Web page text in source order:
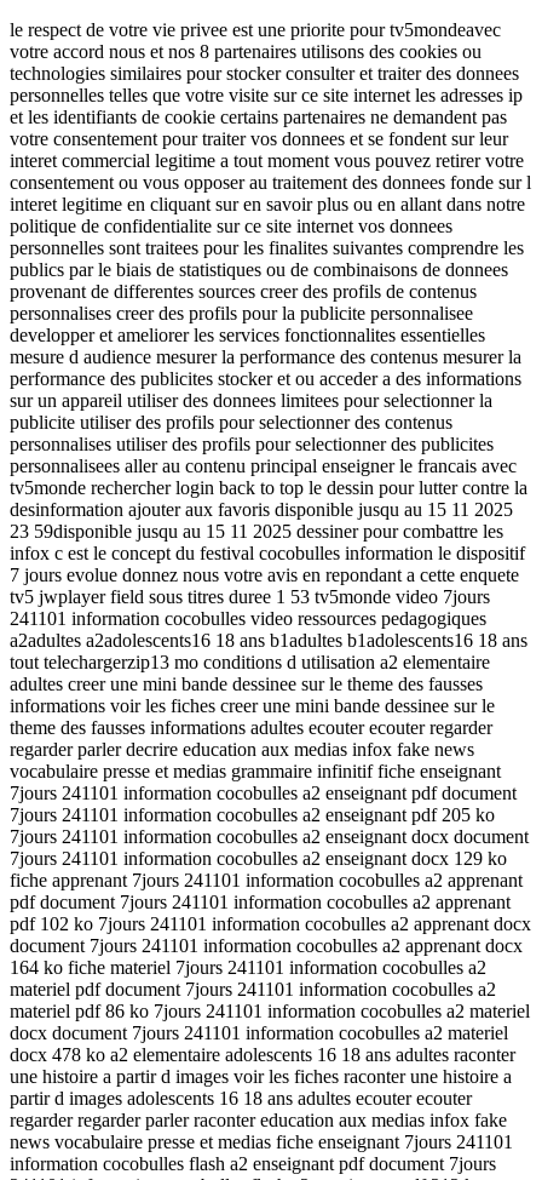
le respect de votre vie privee est une priorite pour tv5mondeavec
votre accord nous et nos 8 partenaires utilisons des cookies ou
technologies similaires pour stocker consulter et traiter des donnees
personnelles telles que votre visite sur ce site internet les adresses ip
et les identifiants de cookie certains partenaires ne demandent pas
votre consentement pour traiter vos donnees et se fondent sur leur
interet commercial legitime a tout moment vous pouvez retirer votre
consentement ou vous opposer au traitement des donnees fonde sur l
interet legitime en cliquant sur en savoir plus ou en allant dans notre
politique de confidentialite sur ce site internet vos donnees
personnelles sont traitees pour les finalites suivantes comprendre les
publics par le biais de statistiques ou de combinaisons de donnees
provenant de differentes sources creer des profils de contenus
personnalises creer des profils pour la publicite personnalisee
developper et ameliorer les services fonctionnalites essentielles
mesure d audience mesurer la performance des contenus mesurer la
performance des publicites stocker et ou acceder a des informations
sur un appareil utiliser des donnees limitees pour selectionner la
publicite utiliser des profils pour selectionner des contenus
personnalises utiliser des profils pour selectionner des publicites
personnalisees aller au contenu principal enseigner le francais avec
tv5monde rechercher login back to top le dessin pour lutter contre la
desinformation ajouter aux favoris disponible jusqu au 15 11 2025
23 59disponible jusqu au 15 11 2025 dessiner pour combattre les
infox c est le concept du festival cocobulles information le dispositif
7 jours evolue donnez nous votre avis en repondant a cette enquete
tv5 jwplayer field sous titres duree 1 53 tv5monde video 7jours
241101 information cocobulles video ressources pedagogiques
a2adultes a2adolescents16 18 ans b1adultes b1adolescents16 18 ans
tout telechargerzip13 mo conditions d utilisation a2 elementaire
adultes creer une mini bande dessinee sur le theme des fausses
informations voir les fiches creer une mini bande dessinee sur le
theme des fausses informations adultes ecouter ecouter regarder
regarder parler decrire education aux medias infox fake news
vocabulaire presse et medias grammaire infinitif fiche enseignant
7jours 241101 information cocobulles a2 enseignant pdf document
7jours 241101 information cocobulles a2 enseignant pdf 205 ko
7jours 241101 information cocobulles a2 enseignant docx document
7jours 241101 information cocobulles a2 enseignant docx 129 ko
fiche apprenant 7jours 241101 information cocobulles a2 apprenant
pdf document 7jours 241101 information cocobulles a2 apprenant
pdf 102 ko 7jours 241101 information cocobulles a2 apprenant docx
document 7jours 241101 information cocobulles a2 apprenant docx
164 ko fiche materiel 7jours 241101 information cocobulles a2
materiel pdf document 7jours 241101 information cocobulles a2
materiel pdf 86 ko 7jours 241101 information cocobulles a2 materiel
docx document 7jours 241101 information cocobulles a2 materiel
docx 478 ko a2 elementaire adolescents 16 18 ans adultes raconter
une histoire a partir d images voir les fiches raconter une histoire a
partir d images adolescents 16 18 ans adultes ecouter ecouter
regarder regarder parler raconter education aux medias infox fake
news vocabulaire presse et medias fiche enseignant 7jours 241101
information cocobulles flash a2 enseignant pdf document 7jours